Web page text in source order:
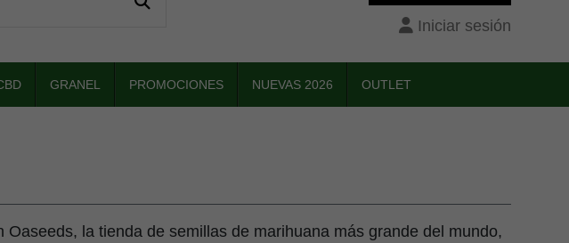
Iniciar sesión
GRANEL PROMOCIONES NUEVAS 2026 OUTLET
Oaseeds, la tienda de semillas de marihuana más grande del mundo,